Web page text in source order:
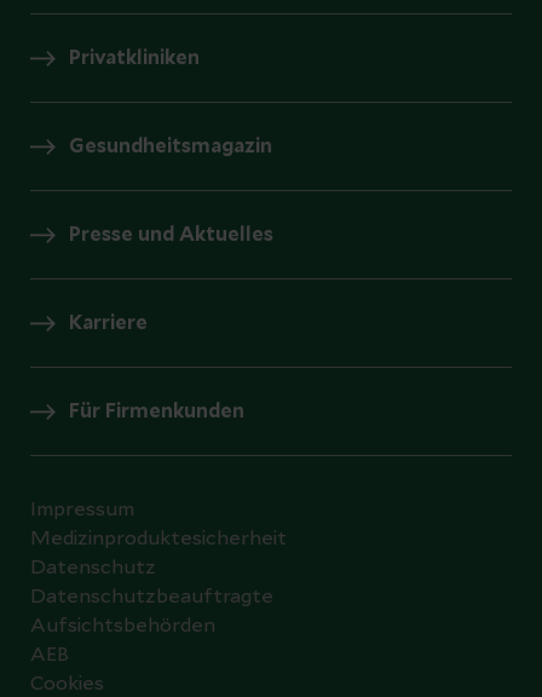
Privatkliniken
Gesundheitsmagazin
Presse und Aktuelles
Karriere
Für Firmenkunden
Impressum
Medizinproduktesicherheit
Datenschutz
Datenschutzbeauftragte
Aufsichtsbehörden
AEB
Cookies